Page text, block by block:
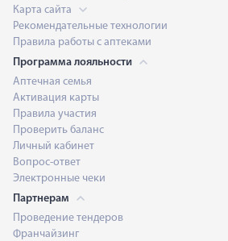
Карта сайта
Рекомендательные технологии
Правила работы с аптеками
Программа лояльности
Аптечная семья
Активация карты
Правила участия
Проверить баланс
Личный кабинет
Вопрос-ответ
Электронные чеки
Партнерам
Проведение тендеров
Франчайзинг